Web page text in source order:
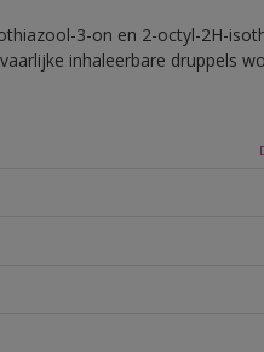
3-on en 2-octyl-2H-
inhaleerbare druppels